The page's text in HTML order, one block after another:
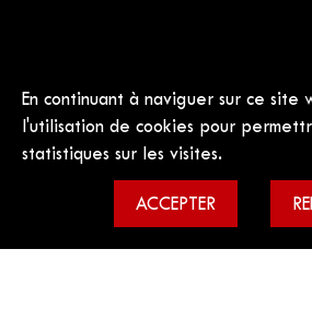
Mentions légales
Contact
En continuant à naviguer sur ce site
l'utilisation de cookies pour
statistiques sur les visites.
ACCEPTER